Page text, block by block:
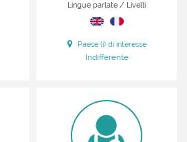
Lingue parlate / Livelli
Paese (i) di interesse
Indifferente